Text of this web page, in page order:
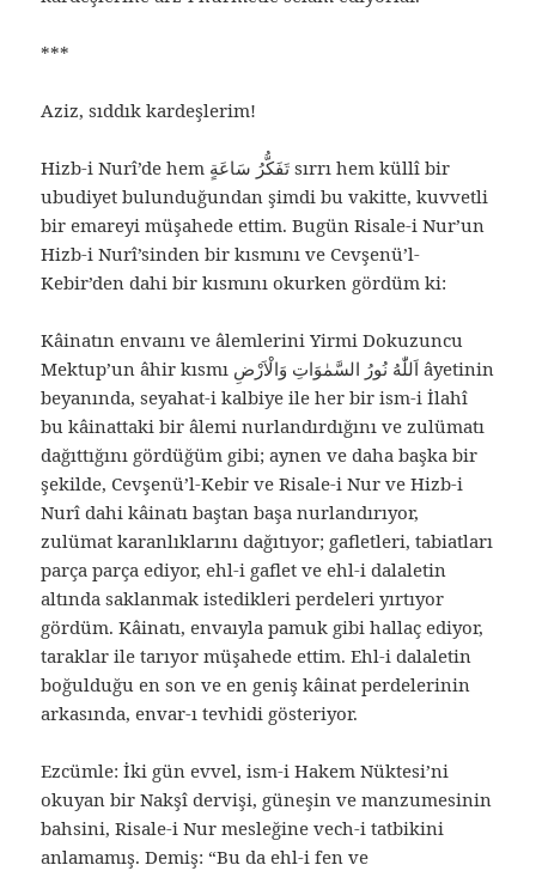
***
Aziz, sıddık kardeşlerim!
Hizb-i Nurî’de hem تَفَكُّرُ سَاعَةٍ sırrı hem küllî bir
ubudiyet bulunduğundan şimdi bu vakitte, kuvvetli
bir emareyi müşahede ettim. Bugün Risale-i Nur’un
Hizb-i Nurî’sinden bir kısmını ve Cevşenü’l-
Kebir’den dahi bir kısmını okurken gördüm ki:
Kâinatın envaını ve âlemlerini Yirmi Dokuzuncu
Mektup’un âhir kısmı اَللّٰهُ نُورُ السَّمٰوَاتِ وَالْاَرْضِ âyetinin
beyanında, seyahat-i kalbiye ile her bir ism-i İlahî
bu kâinattaki bir âlemi nurlandırdığını ve zulümatı
dağıttığını gördüğüm gibi; aynen ve daha başka bir
şekilde, Cevşenü’l-Kebir ve Risale-i Nur ve Hizb-i
Nurî dahi kâinatı baştan başa nurlandırıyor,
zulümat karanlıklarını dağıtıyor; gafletleri, tabiatları
parça parça ediyor, ehl-i gaflet ve ehl-i dalaletin
altında saklanmak istedikleri perdeleri yırtıyor
gördüm. Kâinatı, envaıyla pamuk gibi hallaç ediyor,
taraklar ile tarıyor müşahede ettim. Ehl-i dalaletin
boğulduğu en son ve en geniş kâinat perdelerinin
arkasında, envar-ı tevhidi gösteriyor.
Ezcümle: İki gün evvel, ism-i Hakem Nüktesi’ni
okuyan bir Nakşî dervişi, güneşin ve manzumesinin
bahsini, Risale-i Nur mesleğine vech-i tatbikini
anlamamış. Demiş: “Bu da ehl-i fen ve